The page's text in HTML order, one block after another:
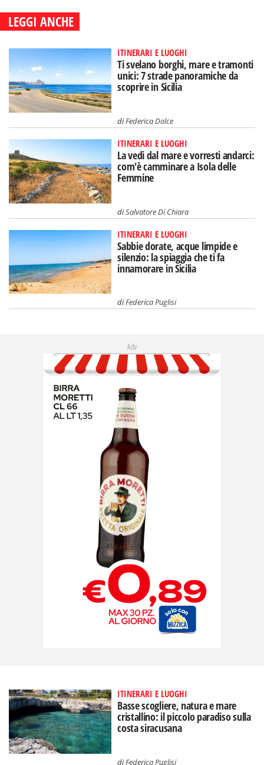
LEGGI ANCHE
ITINERARI E LUOGHI
Ti svelano borghi, mare e tramonti
unici: 7 strade panoramiche da
scoprire in Sicilia
diFederica Dolce
ITINERARI E LUOGHI
La vedi dal mare e vorresti andarci:
com'è camminare a Isola delle
Femmine
diSalvatore Di Chiara
ITINERARI E LUOGHI
Sabbie dorate, acque limpide e
silenzio: la spiaggia che ti fa
innamorare in Sicilia
diFederica Puglisi
Adv
ITINERARI E LUOGHI
Basse scogliere, natura e mare
cristallino: il piccolo paradiso sulla
costa siracusana
diFederica Puglisi